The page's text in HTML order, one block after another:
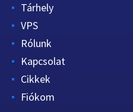
Tárhely
VPS
Rólunk
Kapcsolat
Cikkek
Fiókom